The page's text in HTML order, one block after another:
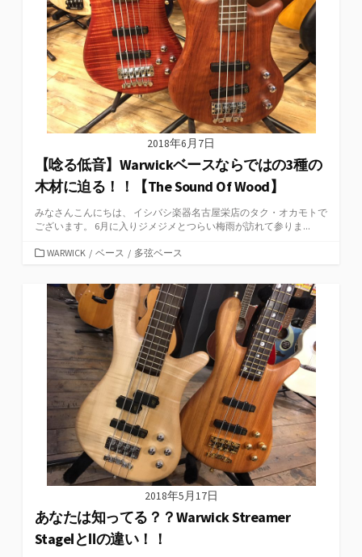
2018年6月7日
【唸る低音】Warwickベースならではの3種の
木材に迫る！！【The Sound Of Wood】
みなさんこんにちは、 イシバシ楽器名古屋栄店のタク・オカモトで
ございます。 6月に入りジメジメとつらい梅雨が訪れて参りま...
カ
ゴ
リ
ー
WARWICK / ベース / 多弦ベース
2018年5月17日
あなたは知ってる？？Warwick Streamer
StageⅠとⅡの違い！！